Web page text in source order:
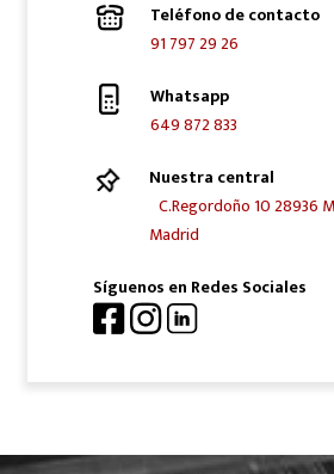
Teléfono de contacto
91 797 29 26
Whatsapp
649 872 833
Nuestra central
C.Regordoño 10 28936
Madrid
Síguenos en Redes Sociales